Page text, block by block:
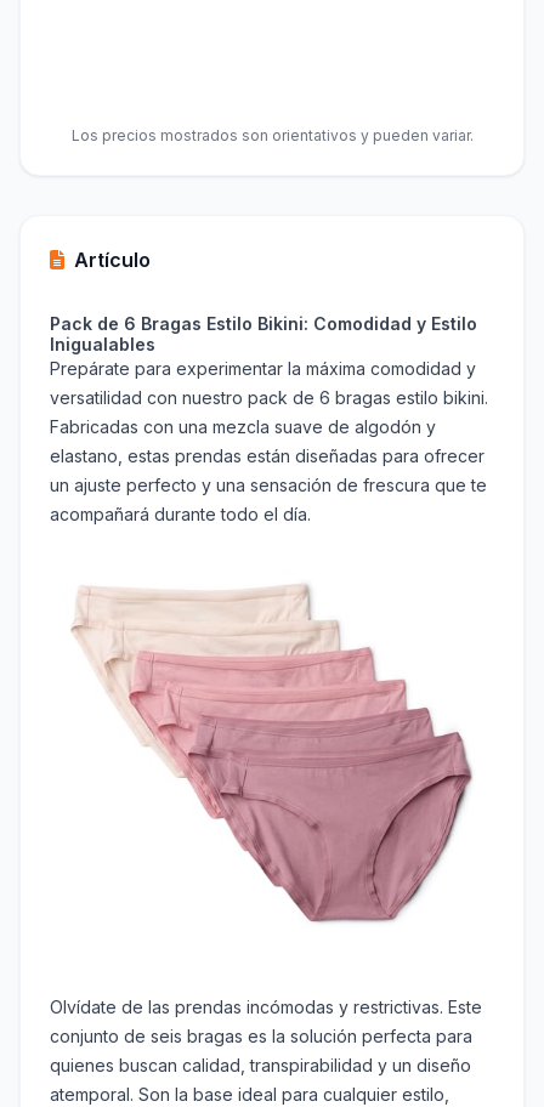
Los precios mostrados son orientativos y pueden variar.
Artículo
Pack de 6 Bragas Estilo Bikini: Comodidad y Estilo
Inigualables
Prepárate para experimentar la máxima comodidad y
versatilidad con nuestro pack de 6 bragas estilo bikini.
Fabricadas con una mezcla suave de algodón y
elastano, estas prendas están diseñadas para ofrecer
un ajuste perfecto y una sensación de frescura que te
acompañará durante todo el día.
Olvídate de las prendas incómodas y restrictivas. Este
conjunto de seis bragas es la solución perfecta para
quienes buscan calidad, transpirabilidad y un diseño
atemporal. Son la base ideal para cualquier estilo,